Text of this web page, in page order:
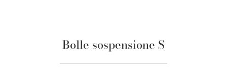
Bolle sospensione S